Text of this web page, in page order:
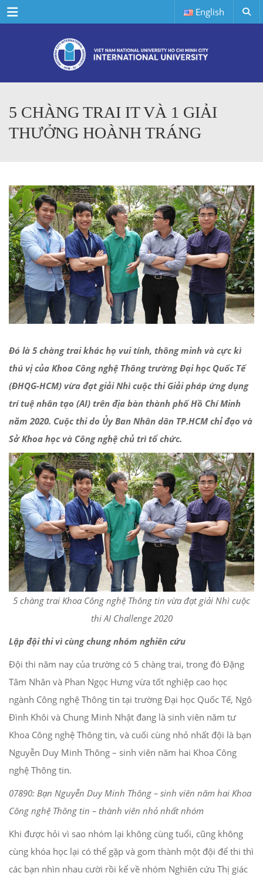
Menu English
5 CHÀNG TRAI IT VÀ 1 GIẢI
THƯỞNG HOÀNH TRÁNG
Đó là 5 chàng trai khác họ vui tính, thông minh và cực kì
thú vị của Khoa Công nghệ Thông trường Đại học Quốc Tế
(ĐHQG-HCM) vừa đạt giải Nhì cuộc thi Giải pháp ứng dụng
trí tuệ nhân tạo (AI) trên địa bàn thành phố Hồ Chí Minh
năm 2020. Cuộc thi do Ủy Ban Nhân dân TP.HCM chỉ đạo và
Sở Khoa học và Công nghệ chủ trì tổ chức.
5 chàng trai Khoa Công nghệ Thông tin vừa đạt giải Nhì cuộc
thi AI Challenge 2020
Lập đội thi vì cùng chung nhóm nghiên cứu
Đội thi năm nay của trường có 5 chàng trai, trong đó Đặng
Tâm Nhân và Phan Ngọc Hưng vừa tốt nghiệp cao học
ngành Công nghệ Thông tin tại trường Đại học Quốc Tế, Ngô
Đình Khôi và Chung Minh Nhật đang là sinh viên năm tư
Khoa Công nghệ Thông tin, và cuối cùng nhỏ nhất đội là bạn
Nguyễn Duy Minh Thông – sinh viên năm hai Khoa Công
nghệ Thông tin.
07890: Bạn Nguyễn Duy Minh Thông – sinh viên năm hai Khoa
Công nghệ Thông tin – thành viên nhỏ nhất nhóm
Khi được hỏi vì sao nhóm lại không cùng tuổi, cũng không
cùng khóa học lại có thể gặp và gom thành một đội để thi thì
các bạn nhìn nhau cười rồi kể về nhóm Nghiên cứu Thị giác